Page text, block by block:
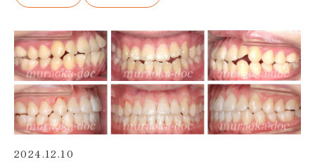
2024.12.10